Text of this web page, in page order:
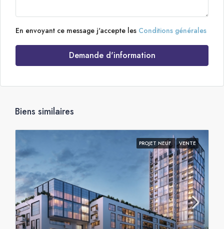
En envoyant ce message j'accepte les Conditions générales
Demande d'information
Biens similaires
PROJET NEUF VENTE